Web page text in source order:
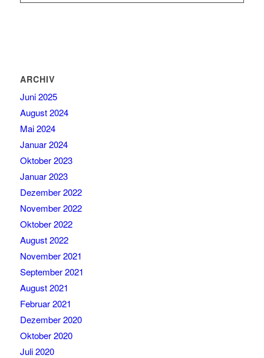
ARCHIV
Juni 2025
August 2024
Mai 2024
Januar 2024
Oktober 2023
Januar 2023
Dezember 2022
November 2022
Oktober 2022
August 2022
November 2021
September 2021
August 2021
Februar 2021
Dezember 2020
Oktober 2020
Juli 2020